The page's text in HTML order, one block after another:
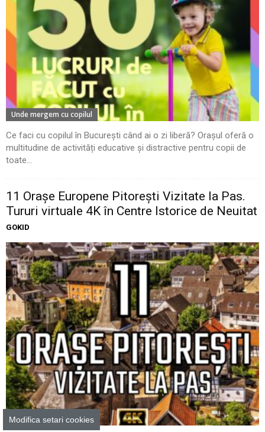
Unde mergem cu copilul
Ce faci cu copilul în București când ai o zi liberă? Orașul oferă o
multitudine de activități educative și distractive pentru copii de
toate...
11 Oraşe Europene Pitoreşti Vizitate la Pas.
Tururi virtuale 4K în Centre Istorice de Neuitat
GOKID
Unde mergem cu copilul
Modifica setari cookies